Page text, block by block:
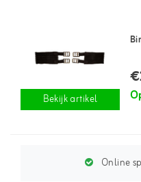
Bekijk artikel
Online